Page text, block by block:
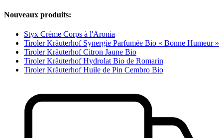
Nouveaux produits:
Styx Crème Corps à l'Aronia
Tiroler Kräuterhof Synergie Parfumée Bio « Bonne Humeur »
Tiroler Kräuterhof Citron Jaune Bio
Tiroler Kräuterhof Hydrolat Bio de Romarin
Tiroler Kräuterhof Huile de Pin Cembro Bio